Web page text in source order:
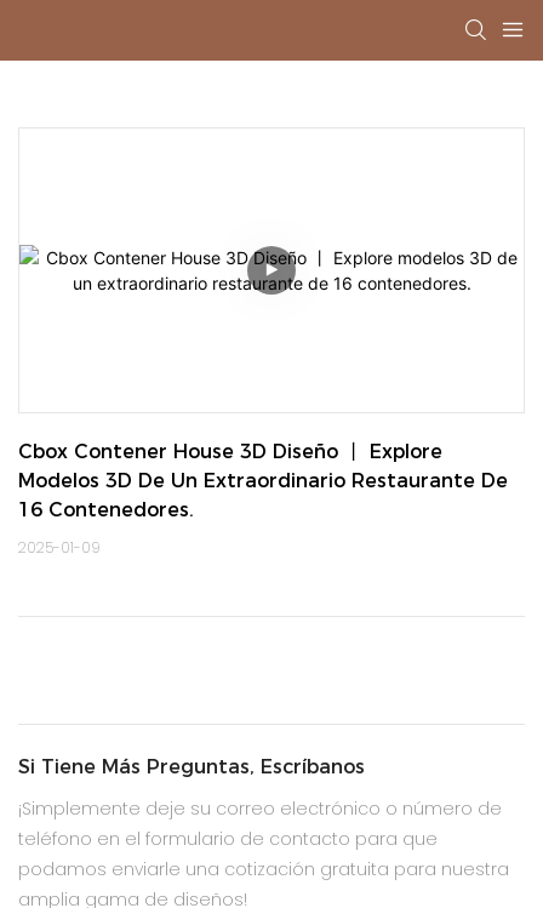
Cbox Contener House 3D Diseño 丨 Explore
Modelos 3D De Un Extraordinario Restaurante De
16 Contenedores.
2025-01-09
Si Tiene Más Preguntas, Escríbanos
¡Simplemente deje su correo electrónico o número de
teléfono en el formulario de contacto para que
podamos enviarle una cotización gratuita para nuestra
amplia gama de diseños!